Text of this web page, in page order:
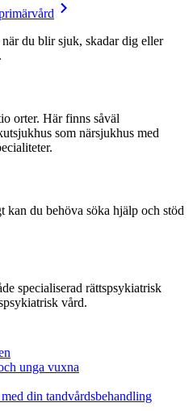
du blir sjuk, skadar dig eller
orter. Här finns såväl
som närsjukhus med
kan du behöva söka hjälp och stöd
specialiserad rättspsykiatrisk
vård.
unga vuxna
din tandvårdsbehandling